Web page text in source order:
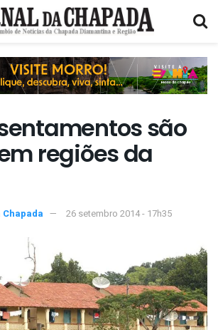
são
regiões da
26 setembro 2014 - 17h35